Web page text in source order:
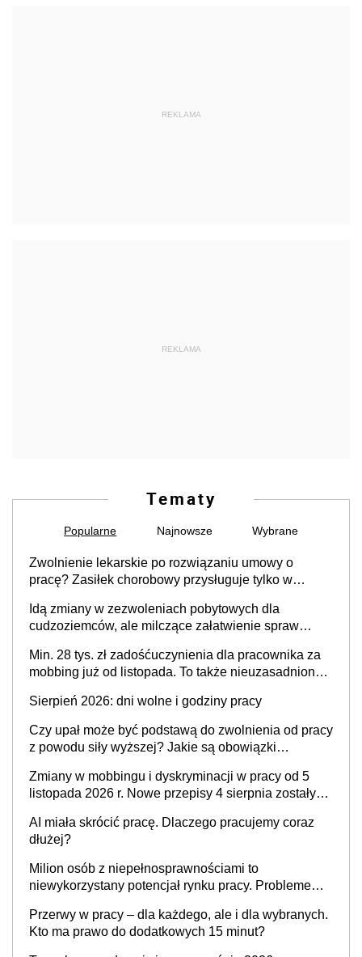
REKLAMA
REKLAMA
Tematy
Popularne Najnowsze Wybrane
Zwolnienie lekarskie po rozwiązaniu umowy o
pracę? Zasiłek chorobowy przysługuje tylko w
stosunku pracy
Idą zmiany w zezwoleniach pobytowych dla
cudzoziemców, ale milczące załatwienie spraw
Min. 28 tys. zł zadośćuczynienia dla pracownika za
mobbing już od listopada. To także nieuzasadniona
Sierpień 2026: dni wolne i godziny pracy
Czy upał może być podstawą do zwolnienia od pracy
z powodu siły wyższej? Jakie są obowiązki
Zmiany w mobbingu i dyskryminacji w pracy od 5
listopada 2026 r. Nowe przepisy 4 sierpnia zostały
AI miała skrócić pracę. Dlaczego pracujemy coraz
dłużej?
Milion osób z niepełnosprawnościami to
niewykorzystany potencjał rynku pracy. Problemem
refundacji, ale bariery po stronie systemu i
świadomości pracodawców [WYWIAD]
Przerwy w pracy – dla każdego, ale i dla wybranych.
Kto ma prawo do dodatkowych 15 minut?